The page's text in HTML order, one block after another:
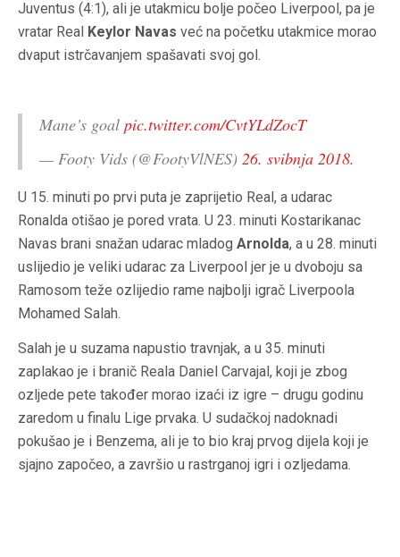
Juventus (4:1), ali je utakmicu bolje počeo Liverpool, pa je
vratar Real Keylor Navas već na početku utakmice morao
dvaput istrčavanjem spašavati svoj gol.
Mane’s goal pic.twitter.com/CvtYLdZocT
— Footy Vids (@FootyVlNES) 26. svibnja 2018.
U 15. minuti po prvi puta je zaprijetio Real, a udarac
Ronalda otišao je pored vrata. U 23. minuti Kostarikanac
Navas brani snažan udarac mladog Arnolda, a u 28. minuti
uslijedio je veliki udarac za Liverpool jer je u dvoboju sa
Ramosom teže ozlijedio rame najbolji igrač Liverpoola
Mohamed Salah.
Salah je u suzama napustio travnjak, a u 35. minuti
zaplakao je i branič Reala Daniel Carvajal, koji je zbog
ozljede pete također morao izaći iz igre – drugu godinu
zaredom u finalu Lige prvaka. U sudačkoj nadoknadi
pokušao je i Benzema, ali je to bio kraj prvog dijela koji je
sjajno započeo, a završio u rastrganoj igri i ozljedama.